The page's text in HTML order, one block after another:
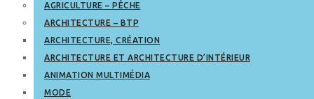
AGRICULTURE – PÊCHE
ARCHITECTURE – BTP
ARCHITECTURE, CRÉATION
ARCHITECTURE ET ARCHITECTURE D’INTÉRIEUR
ANIMATION MULTIMÉDIA
MODE